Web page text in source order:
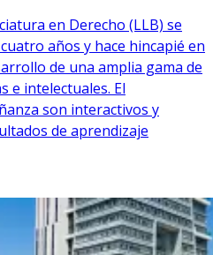
en Derecho (LLB) se
años y hace hincapié en
de una amplia gama de
e intelectuales. El
son interactivos y
de aprendizaje